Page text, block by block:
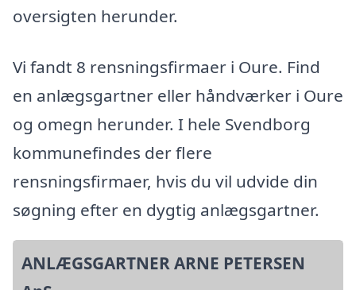
oversigten herunder.
Vi fandt 8 rensningsfirmaer i Oure. Find
en anlægsgartner eller håndværker i Oure
og omegn herunder. I hele Svendborg
kommunefindes der flere
rensningsfirmaer, hvis du vil udvide din
søgning efter en dygtig anlægsgartner.
ANLÆGSGARTNER ARNE PETERSEN